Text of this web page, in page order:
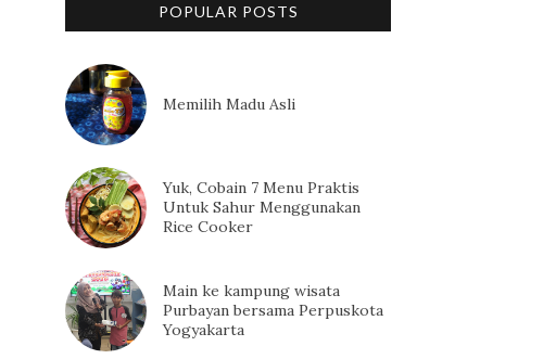
POPULAR POSTS
Memilih Madu Asli
Yuk, Cobain 7 Menu Praktis
Untuk Sahur Menggunakan
Rice Cooker
Main ke kampung wisata
Purbayan bersama Perpuskota
Yogyakarta